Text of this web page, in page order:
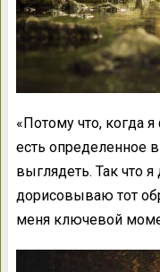
«Потому что, когда
есть определенное
выглядеть. Так что
дорисовываю тот
меня ключевой